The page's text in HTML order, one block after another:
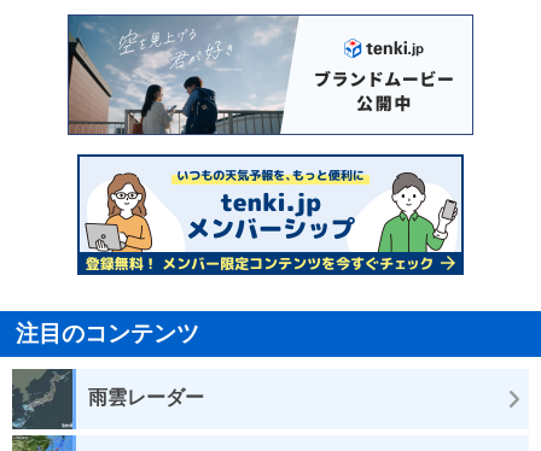
注目のコンテンツ
雨雲レーダー